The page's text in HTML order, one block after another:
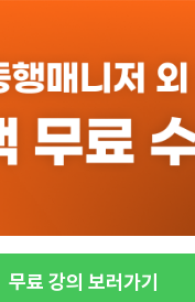
이내의 일자리 확인하기
무료 강의 보러가기